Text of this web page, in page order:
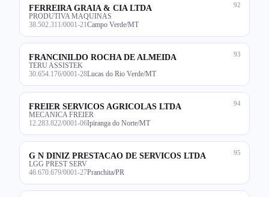
92
FERREIRA GRAIA & CIA LTDA
PRODUTIVA MAQUINAS
38.502.311/0001-21 Campo Verde/MT
93
FRANCINILDO ROCHA DE ALMEIDA
TERU ASSISTEK
30.654.176/0001-28Lucas do Rio Verde/MT
94
FREIER SERVICOS AGRICOLAS LTDA
MECANICA FREIER
12.283.822/0001-06Ipiranga do Norte/MT
95
G N DINIZ PRESTACAO DE SERVICOS LTDA
LGG PREST SERV
46.670.679/0001-27Pranchita/PR